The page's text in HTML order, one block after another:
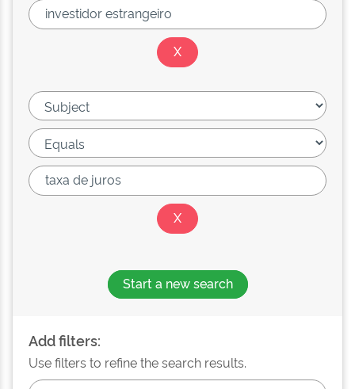
Start a new search
Add filters:
Use filters to refine the search results.